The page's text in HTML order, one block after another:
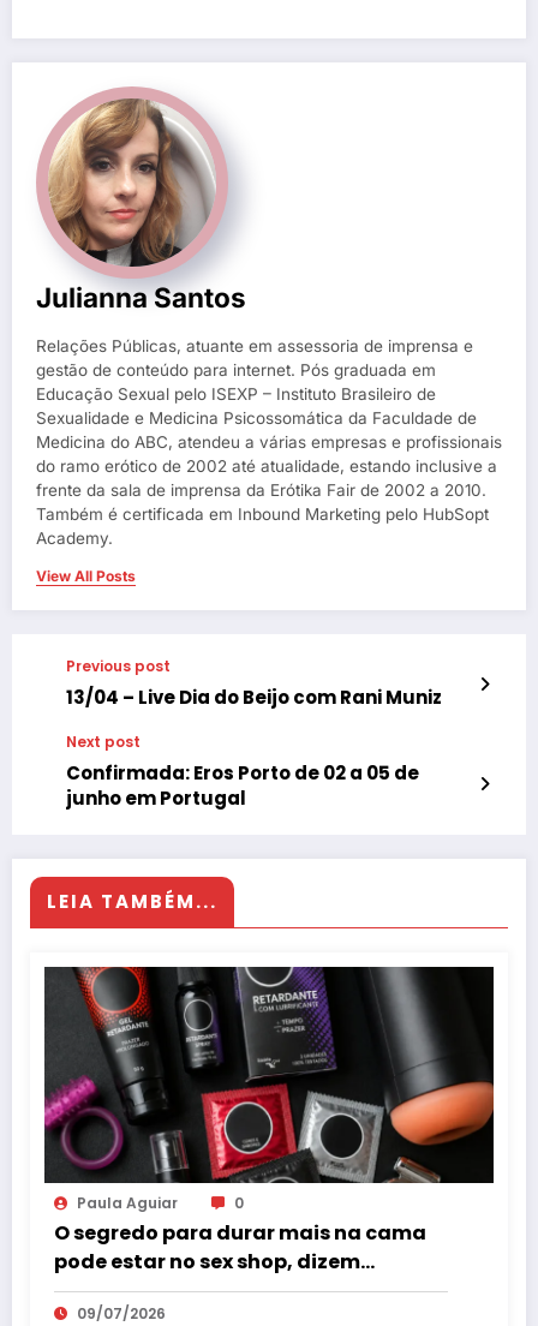
Julianna Santos
Relações Públicas, atuante em assessoria de imprensa e
gestão de conteúdo para internet. Pós graduada em
Educação Sexual pelo ISEXP – Instituto Brasileiro de
Sexualidade e Medicina Psicossomática da Faculdade de
Medicina do ABC, atendeu a várias empresas e profissionais
do ramo erótico de 2002 até atualidade, estando inclusive a
frente da sala de imprensa da Erótika Fair de 2002 a 2010.
Também é certificada em Inbound Marketing pelo HubSopt
Academy.
View All Posts
Previous post
13/04 – Live Dia do Beijo com Rani Muniz
Next post
Confirmada: Eros Porto de 02 a 05 de
junho em Portugal
LEIA TAMBÉM...
Paula Aguiar 0
O segredo para durar mais na cama
pode estar no sex shop, dizem
especialistas em saúde sexual
09/07/2026